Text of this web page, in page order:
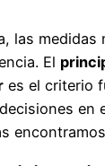
las medidas
El
es el criterio
en